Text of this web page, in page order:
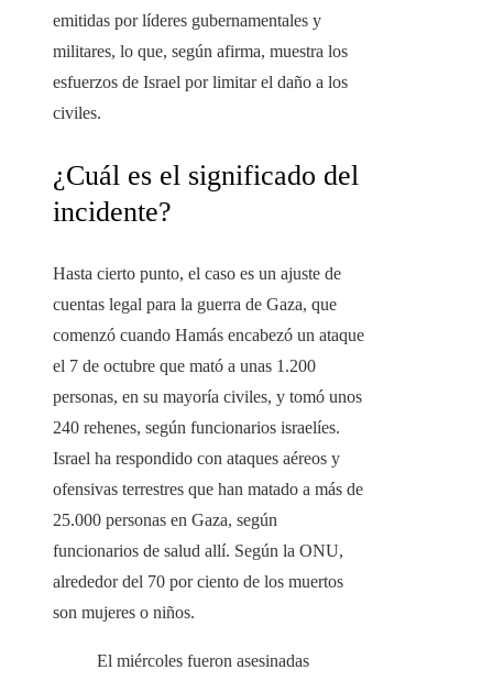
emitidas por líderes gubernamentales y
militares, lo que, según afirma, muestra los
esfuerzos de Israel por limitar el daño a los
civiles.
¿Cuál es el significado del
incidente?
Hasta cierto punto, el caso es un ajuste de
cuentas legal para la guerra de Gaza, que
comenzó cuando Hamás encabezó un ataque
el 7 de octubre que mató a unas 1.200
personas, en su mayoría civiles, y tomó unos
240 rehenes, según funcionarios israelíes.
Israel ha respondido con ataques aéreos y
ofensivas terrestres que han matado a más de
25.000 personas en Gaza, según
funcionarios de salud allí. Según la ONU,
alrededor del 70 por ciento de los muertos
son mujeres o niños.
El miércoles fueron asesinadas